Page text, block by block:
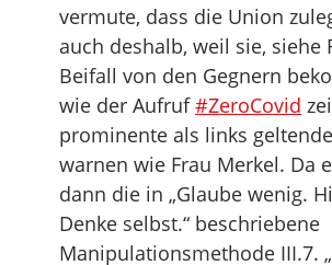
vermute, dass die Union
auch deshalb, weil sie, siehe
Beifall von den Gegnern
wie der Aufruf#ZeroCovid
prominente als links
warnen wie Frau Merkel. Da
dann die in „Glaube wenig.
Denke selbst.“ beschriebene
Manipulationsmethode III.7.